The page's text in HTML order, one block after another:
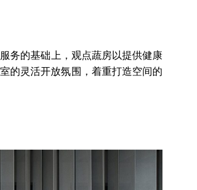
务的基础上，观点蔬房以提供健康
的灵活开放氛围，着重打造空间的